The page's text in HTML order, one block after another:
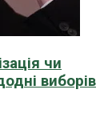
чи
виборів